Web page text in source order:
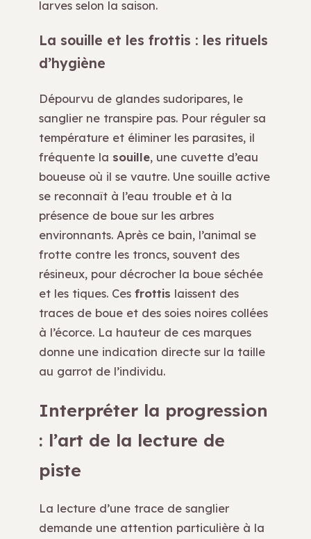
larves selon la saison.
La souille et les frottis : les rituels
d’hygiène
Dépourvu de glandes sudoripares, le
sanglier ne transpire pas. Pour réguler sa
température et éliminer les parasites, il
fréquente la souille, une cuvette d’eau
boueuse où il se vautre. Une souille active
se reconnaît à l’eau trouble et à la
présence de boue sur les arbres
environnants. Après ce bain, l’animal se
frotte contre les troncs, souvent des
résineux, pour décrocher la boue séchée
et les tiques. Ces frottis laissent des
traces de boue et des soies noires collées
à l’écorce. La hauteur de ces marques
donne une indication directe sur la taille
au garrot de l’individu.
Interpréter la progression
: l’art de la lecture de
piste
La lecture d’une trace de sanglier
demande une attention particulière à la